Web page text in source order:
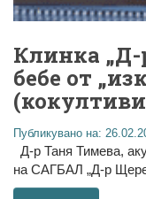
Клинка „Д-
бебе от
Публикувано на:
Д-р Таня Тимева,
на САГБАЛ „Д-р